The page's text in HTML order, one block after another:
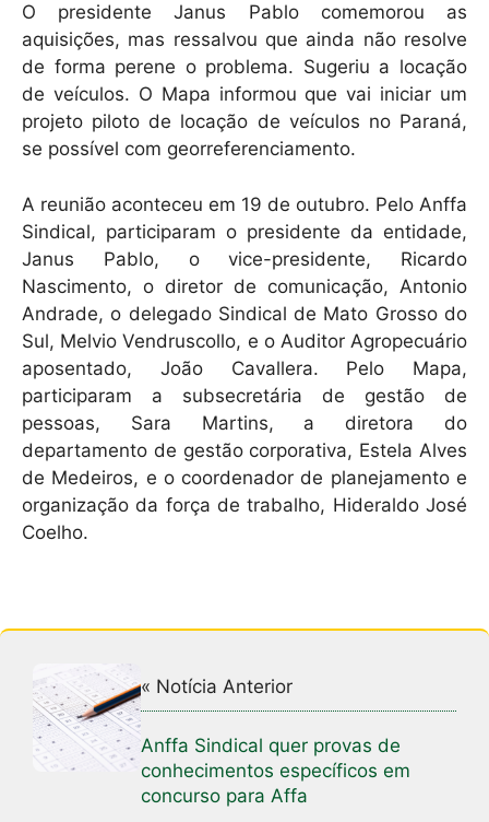
O presidente Janus Pablo comemorou as
aquisições, mas ressalvou que ainda não resolve
de forma perene o problema. Sugeriu a locação
de veículos. O Mapa informou que vai iniciar um
projeto piloto de locação de veículos no Paraná,
se possível com georreferenciamento.
A reunião aconteceu em 19 de outubro. Pelo Anffa
Sindical, participaram o presidente da entidade,
Janus Pablo, o vice-presidente, Ricardo
Nascimento, o diretor de comunicação, Antonio
Andrade, o delegado Sindical de Mato Grosso do
Sul, Melvio Vendruscollo, e o Auditor Agropecuário
aposentado, João Cavallera. Pelo Mapa,
participaram a subsecretária de gestão de
pessoas, Sara Martins, a diretora do
departamento de gestão corporativa, Estela Alves
de Medeiros, e o coordenador de planejamento e
organização da força de trabalho, Hideraldo José
Coelho.
« Notícia Anterior
Anffa Sindical quer provas de
conhecimentos específicos em
concurso para Affa